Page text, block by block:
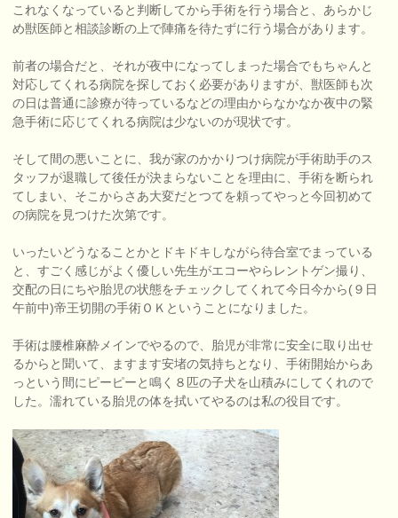
これなくなっていると判断してから手術を行う場合と、あらかじ
め獣医師と相談診断の上で陣痛を待たずに行う場合があります。
前者の場合だと、それが夜中になってしまった場合でもちゃんと
対応してくれる病院を探しておく必要がありますが、獣医師も次
の日は普通に診療が待っているなどの理由からなかなか夜中の緊
急手術に応じてくれる病院は少ないのが現状です。
そして間の悪いことに、我が家のかかりつけ病院が手術助手のス
タッフが退職して後任が決まらないことを理由に、手術を断られ
てしまい、そこからさあ大変だとつてを頼ってやっと今回初めて
の病院を見つけた次第です。
いったいどうなることかとドキドキしながら待合室でまっている
と、すごく感じがよく優しい先生がエコーやらレントゲン撮り、
交配の日にちや胎児の状態をチェックしてくれて今日今から(９日
午前中)帝王切開の手術ＯＫということになりました。
手術は腰椎麻酔メインでやるので、胎児が非常に安全に取り出せ
るからと聞いて、ますます安堵の気持ちとなり、手術開始からあ
っという間にピーピーと鳴く８匹の子犬を山積みにしてくれので
した。濡れている胎児の体を拭いてやるのは私の役目です。